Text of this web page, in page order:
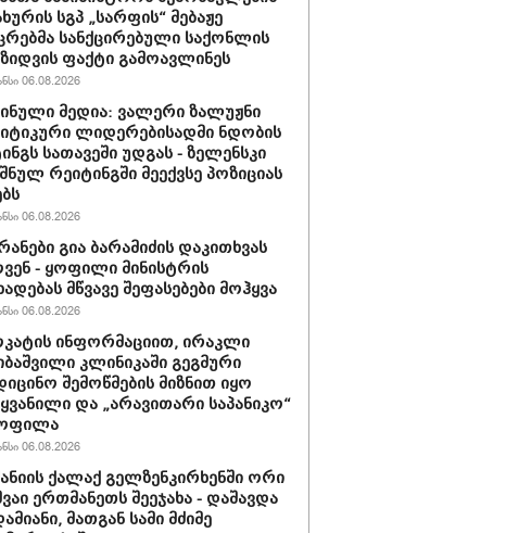
სგპ „სარფის“ მებაჟე
სანქცირებული საქონლის
ფაქტი გამოავლინეს
06.08.2026
მედია: ვალერი ზალუჟნი
ლიდერებისადმი ნდობის
სათავეში უდგას - ზელენსკი
რეიტინგში მეექვსე პოზიციას
06.08.2026
გია ბარამიძის დაკითხვას
- ყოფილი მინისტრის
მწვავე შეფასებები მოჰყვა
06.08.2026
ინფორმაციით, ირაკლი
კლინიკაში გეგმური
შემოწმების მიზნით იყო
და „არავითარი საპანიკო“
06.08.2026
ქალაქ გელზენკირხენში ორი
ერთმანეთს შეეჯახა - დაშავდა
მათგან სამი მძიმე